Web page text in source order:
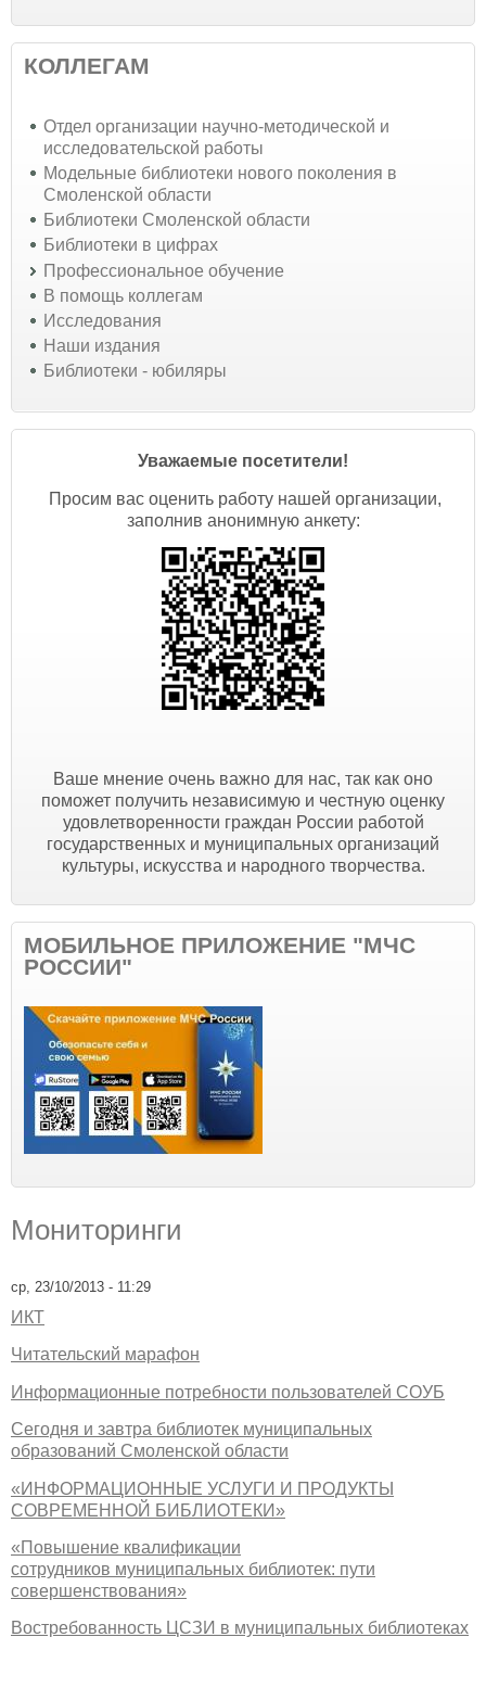
КОЛЛЕГАМ
Отдел организации научно-методической и
исследовательской работы
Модельные библиотеки нового поколения в
Смоленской области
Библиотеки Смоленской области
Библиотеки в цифрах
Профессиональное обучение
В помощь коллегам
Исследования
Наши издания
Библиотеки - юбиляры
Уважаемые посетители!
Просим вас оценить работу нашей организации,
заполнив анонимную анкету:
Ваше мнение очень важно для нас, так как оно
поможет получить независимую и честную оценку
удовлетворенности граждан России работой
государственных и муниципальных организаций
культуры, искусства и народного творчества.
МОБИЛЬНОЕ ПРИЛОЖЕНИЕ "МЧС
РОССИИ"
Мониторинги
ср, 23/10/2013 - 11:29
ИКТ
Читательский марафон
Информационные потребности пользователей СОУБ
Сегодня и завтра библиотек муниципальных
образований Смоленской области
«ИНФОРМАЦИОННЫЕ УСЛУГИ И ПРОДУКТЫ
СОВРЕМЕННОЙ БИБЛИОТЕКИ»
«Повышение квалификации
сотрудников муниципальных библиотек: пути
совершенствования»
Востребованность ЦСЗИ в муниципальных библиотеках